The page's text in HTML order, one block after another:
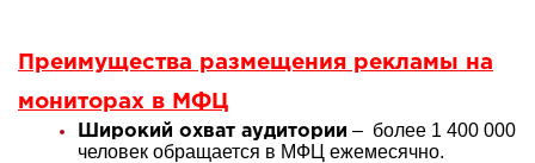
Преимущества размещения рекламы на
мониторах в МФЦ
Широкий охват аудитории – более 1 400 000
человек обращается в МФЦ ежемесячно.